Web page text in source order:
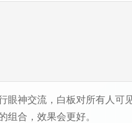
眼神交流，白板对所有人可
组合，效果会更好。